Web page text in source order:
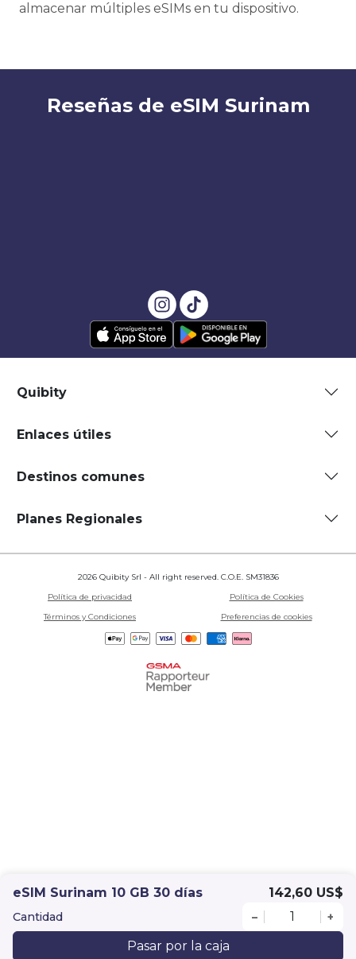
eSIM Surinam 10 GB 30 días 142,60 US$
Cantidad – +
Pasar por la caja
almacenar múltiples eSIMs en tu dispositivo.
Reseñas de eSIM Surinam
Quibity
Enlaces útiles
Destinos comunes
Planes Regionales
2026 Quibity Srl - All right reserved. C.O.E. SM31836
Política de privacidad
Política de Cookies
Términos y Condiciones
Preferencias de cookies